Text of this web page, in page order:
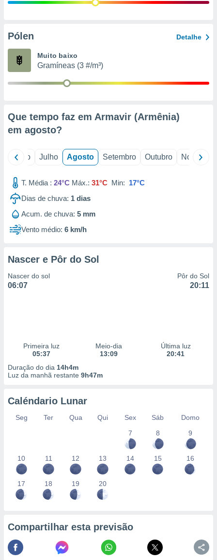
e
de
Pólen Detalhe
Muito baixo
Gramíneas (3 #/m³)
Que tempo faz em Armavir (Armênia)
em agosto?
Junho Julho Agosto Setembro Outubro Novembro
T. Média : 24°C Máx.: 31°C Min: 17°C
Dias de chuva: 1 dias
Acum. de chuva: 5 mm
Vento médio: 6 km/h
Nascer e Pôr do Sol
Nascer do sol
06:07
Pôr do Sol
20:11
Primeira luz
05:37
Meio-dia
13:09
Última luz
20:41
Duração do dia 14h4m
Luz da manhã restante 9h47m
Caléndario Lunar
Seg Ter Qua Qui Sex Sáb
Domo
7
8 9
10 11 12 13 14 15 16
17 18 19 20
Compartilhar esta previsão